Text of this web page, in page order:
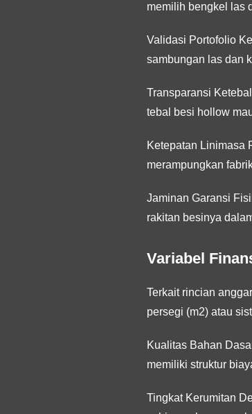
memilih bengkel las
Validasi Portofolio
sambungan las dan
Transparansi
tebal besi hollow
Ketepatan Linimasa
merampungkan
Jaminan Garansi
rakitan besinya
Variabel
Terkait rincian
persegi (m2) atau
Kualitas Bahan
memiliki struktur
Tingkat Kerumitan